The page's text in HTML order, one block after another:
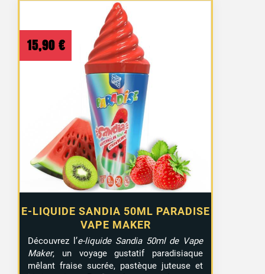
E-LIQUIDE SANDIA 50ML PARADISE
VAPE MAKER
15,90 €
Découvrez l’e-liquide Sandia 50ml de Vape
Maker, un voyage gustatif paradisiaque
mêlant fraise sucrée, pastèque juteuse et